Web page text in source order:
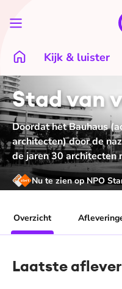
Kijk & luister
Stad van
Doordat het Bauhaus
architecten) door de
de jaren 30 architecten
Nu te zien op NPO
Overzicht
Laatste